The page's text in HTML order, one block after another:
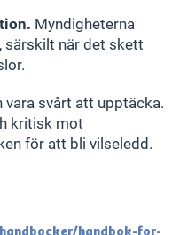
Myndigheterna
när det skett
svårt att upptäcka.
kritisk mot
för att bli vilseledd.
handbok-for-